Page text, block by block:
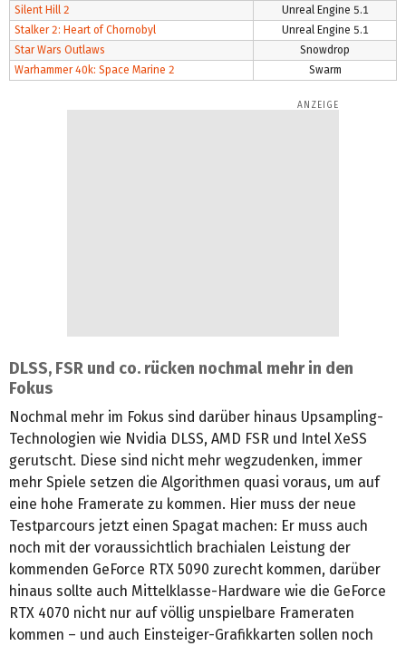
Silent Hill 2
Unreal Engine 5.1
Stalker 2: Heart of Chornobyl
Unreal Engine 5.1
Star Wars Outlaws
Snowdrop
Warhammer 40k: Space Marine 2
Swarm
DLSS, FSR und co. rücken nochmal mehr in den
Fokus
Nochmal mehr im Fokus sind darüber hinaus Upsampling-
Technologien wie Nvidia DLSS, AMD FSR und Intel XeSS
gerutscht. Diese sind nicht mehr wegzudenken, immer
mehr Spiele setzen die Algorithmen quasi voraus, um auf
eine hohe Framerate zu kommen. Hier muss der neue
Testparcours jetzt einen Spagat machen: Er muss auch
noch mit der voraussichtlich brachialen Leistung der
kommenden GeForce RTX 5090 zurecht kommen, darüber
hinaus sollte auch Mittelklasse-Hardware wie die GeForce
RTX 4070 nicht nur auf völlig unspielbare Frameraten
kommen – und auch Einsteiger-Grafikkarten sollen noch